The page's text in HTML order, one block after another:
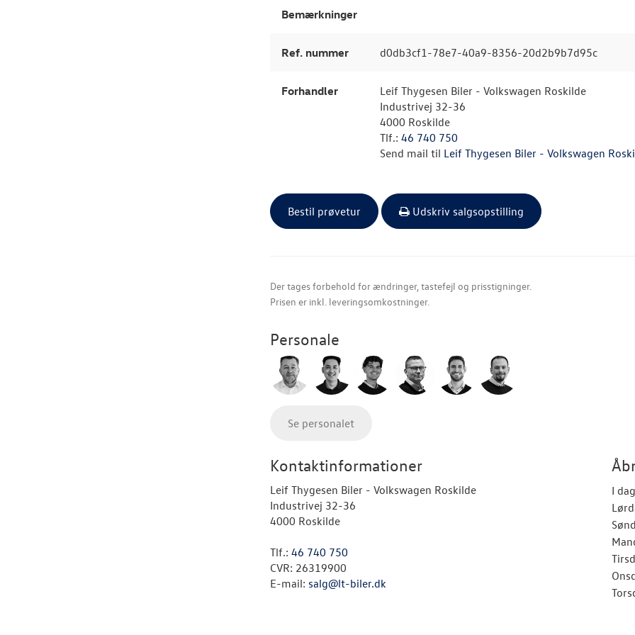
Bemærkninger
Ref. nummer d0db3cf1-78e7-40a9-8356-20d2b9b7d95c
Forhandler
Leif Thygesen Biler - Volkswagen Roskilde
Industrivej 32-36
4000 Roskilde
Tlf.: 46 740 750
Send mail til Leif Thygesen Biler - Volkswagen
Bestil prøvetur Udskriv salgsopstilling
Der tages forbehold for ændringer, tastefejl og prisstigninger.
Prisen er inkl. leveringsomkostninger.
Personale
Se personalet
Kontaktinformationer
Leif Thygesen Biler - Volkswagen Roskilde
Industrivej 32-36
4000 Roskilde
Tlf.: 46 740 750
CVR: 26319900
E-mail: salg@lt-biler.dk
I dag